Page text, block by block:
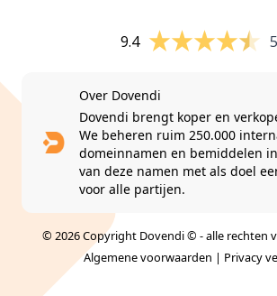
9.4
Over Dovendi
Dovendi brengt koper en
We beheren ruim 250.000
domeinnamen en bemiddelen
van deze namen met als doel
voor alle partijen.
© 2026 Copyright Dovendi © - alle rechten
Algemene voorwaarden | Privacy